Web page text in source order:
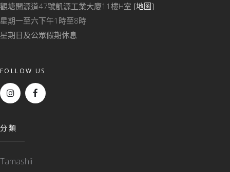
觀塘開源道47號凱源工業大廈11樓H室 [地圖]
星期一至六下午1時至8時
星期日及公眾假期休息
FOLLOW US
分類
Tamashii